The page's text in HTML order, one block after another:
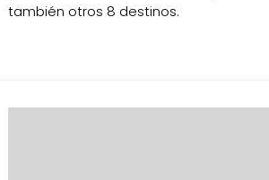
también otros 8 destinos.